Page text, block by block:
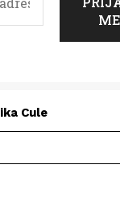
Cule